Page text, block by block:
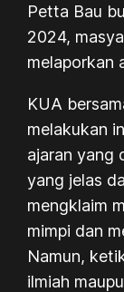
Petta Bau
2024,
melaporkan
KUA
melakukan
ajaran yang
yang jelas
mengklaim
mimpi dan
Namun,
ilmiah